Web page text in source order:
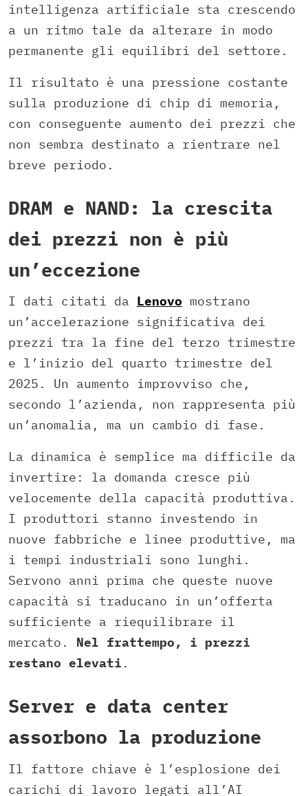
intelligenza artificiale sta crescendo
a un ritmo tale da alterare in modo
permanente gli equilibri del settore.
Il risultato è una pressione costante
sulla produzione di chip di memoria,
con conseguente aumento dei prezzi che
non sembra destinato a rientrare nel
breve periodo.
DRAM e NAND: la crescita
dei prezzi non è più
un’eccezione
I dati citati da Lenovo mostrano
un’accelerazione significativa dei
prezzi tra la fine del terzo trimestre
e l’inizio del quarto trimestre del
2025. Un aumento improvviso che,
secondo l’azienda, non rappresenta più
un’anomalia, ma un cambio di fase.
La dinamica è semplice ma difficile da
invertire: la domanda cresce più
velocemente della capacità produttiva.
I produttori stanno investendo in
nuove fabbriche e linee produttive, ma
i tempi industriali sono lunghi.
Servono anni prima che queste nuove
capacità si traducano in un’offerta
sufficiente a riequilibrare il
mercato. Nel frattempo, i prezzi
restano elevati .
Server e data center
assorbono la produzione
Il fattore chiave è l’esplosione dei
carichi di lavoro legati all’AI